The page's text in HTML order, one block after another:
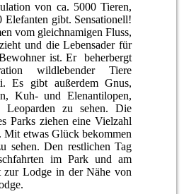
von ca. 5000 Tieren,
gibt. Sensationell!
vom gleichnamigen Fluss,
und die Lebensader für
ist. Er beherbergt
wildlebender Tiere
Es gibt außerdem Gnus,
Kuh- und Elenantilopen,
zu sehen. Die
Parks ziehen eine Vielzahl
etwas Glück bekommen
sehen. Den restlichen Tag
im Park und am
zur Lodge in der Nähe von